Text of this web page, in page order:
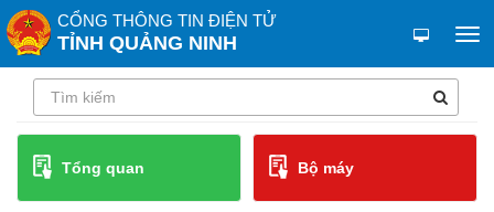
CỔNG THÔNG TIN ĐIỆN TỬ
TỈNH QUẢNG NINH
Tổng quan Bộ máy